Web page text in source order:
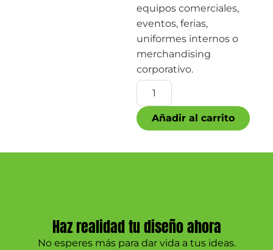
equipos comerciales,
eventos, ferias,
uniformes internos o
merchandising
corporativo.
Añadir al carrito
Haz realidad tu diseño ahora
No esperes más para dar vida a tus ideas.